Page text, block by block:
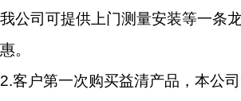
我公司可提供上门测量安装等一条
惠。
2.客户第一次购买益清产品，本公